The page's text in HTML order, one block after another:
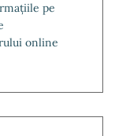
pe
online